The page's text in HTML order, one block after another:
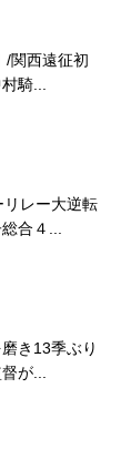
/関西遠征初
騎...
リレー大逆転
合４...
き13季ぶり
が...